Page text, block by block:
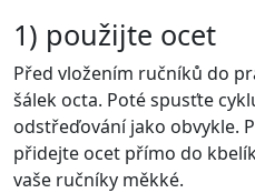
1) použijte ocet
Před vložením ručníků do
šálek octa. Poté spusťte
odstřeďování jako obvykle.
přidejte ocet přímo do
vaše ručníky měkké.